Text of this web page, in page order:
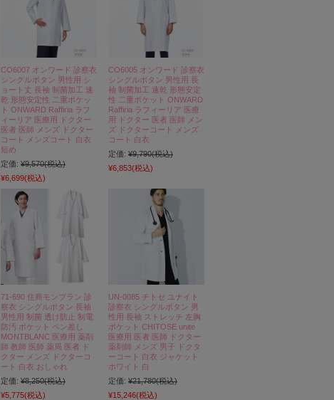
CO6007 オンワード 診察衣
シングルボタン 男性用 シ
ョート丈 長袖 制菌加工 速
乾 形態安定性 二重ポケッ
ト ONWARD Raffiria ラフ
ィーリア 医療用 ドクター
医者 医師 メンズ ドクター
コート メンズコート 白衣
短め
定価: ¥9,570(税込)
¥6,699(税込)
CO6005 オンワード 診察衣
シングルボタン 男性用 長
袖 制菌加工 速乾 形態安定
性 二重ポケット ONWARD
Raffiria ラフィーリア 医療
用 ドクター 医者 医師 メン
ズ ドクターコート メンズ
コート 白衣
定価: ¥9,790(税込)
¥6,853(税込)
71-690 住商モンブラン 診
察衣 シングルボタン 長袖
男性用 制菌 透け防止 制電
防汚 ポケット ペン差し
MONTBLANC 医療用 薬剤
師 教師 医師 薬局 医者 ド
クター メンズ ドクターコ
ート 白衣 おしゃれ
定価: ¥8,250(税込)
¥5,775(税込)
UN-0085 チトセ ユナイト
診察衣 シングルボタン 男
性用 長袖 ストレッチ 左胸
ポケット CHITOSE unite
医療用 医者 医師 ドクター
薬剤師 メンズ 男子 ドクタ
ーコート 白衣 ジャケット
ホワイト 白
定価: ¥21,780(税込)
¥15,246(税込)